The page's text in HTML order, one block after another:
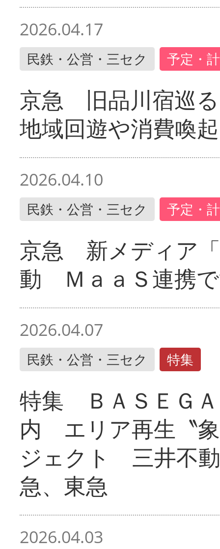
2026.04.17
民鉄・公営・三セク 予定・
京急 旧品川宿巡
地域回遊や消費喚起
2026.04.10
民鉄・公営・三セク 予定・
京急 新メディア
動 ＭａａＳ連携
2026.04.07
民鉄・公営・三セク 特集
特集 ＢＡＳＥＧ
内 エリア再生〝
ジェクト 三井不
急、東急
2026.04.03